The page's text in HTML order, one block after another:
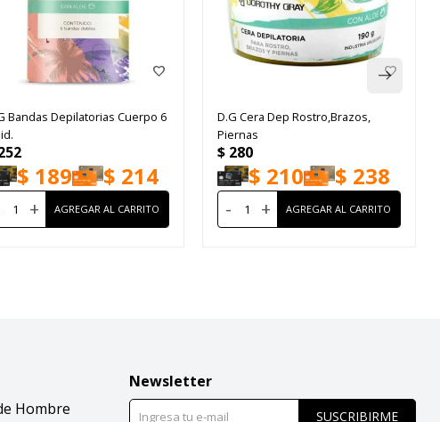
Bandas Depilatorias Cuerpo 6
$ 189 $ 214
+
D.G Cera Dep Rostro,Brazos,
Piernas
$ 280
$ 210 $ 238
- +
Hombre
Newsletter
SUSCRIBIRME